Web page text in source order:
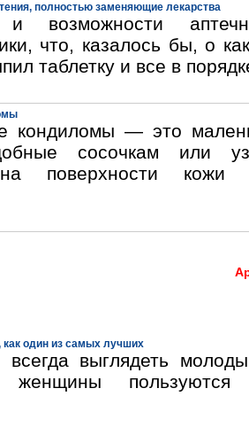
полностью заменяющие лекарства
и возможности
что, казалось бы, о
таблетку и все в
кондиломы — это
сосочкам или
поверхности кожи
как один из самых лучших
всегда выглядеть
женщины пользуются